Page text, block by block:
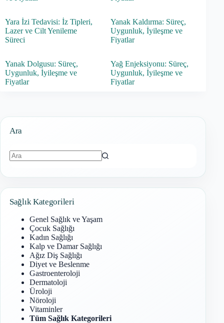
Yara İzi Tedavisi: İz Tipleri,
Lazer ve Cilt Yenileme
Süreci
Yanak Kaldırma: Süreç,
Uygunluk, İyileşme ve
Fiyatlar
Yanak Dolgusu: Süreç,
Uygunluk, İyileşme ve
Fiyatlar
Yağ Enjeksiyonu: Süreç,
Uygunluk, İyileşme ve
Fiyatlar
Ara
Sağlık Kategorileri
Genel Sağlık ve Yaşam
Çocuk Sağlığı
Kadın Sağlığı
Kalp ve Damar Sağlığı
Ağız Diş Sağlığı
Diyet ve Beslenme
Gastroenteroloji
Dermatoloji
Üroloji
Nöroloji
Vitaminler
Tüm Sağlık Kategorileri